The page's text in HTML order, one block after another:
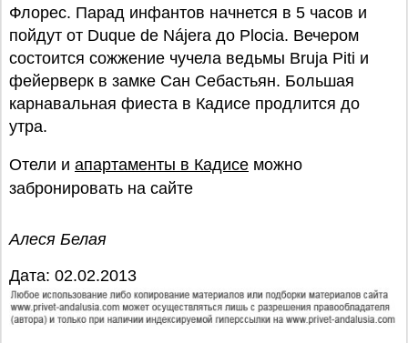
Флорес. Парад инфантов начнется в 5 часов и
пойдут от Duque de Nájera до Plocia. Вечером
состоится сожжение чучела ведьмы Bruja Piti и
фейерверк в замке Сан Себастьян. Большая
карнавальная фиеста в Кадисе продлится до
утра.
Отели и апартаменты в Кадисе можно
забронировать на сайте
Алеся Белая
Дата: 02.02.2013